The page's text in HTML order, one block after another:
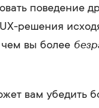
поведение
решения
вы более
вам убедить